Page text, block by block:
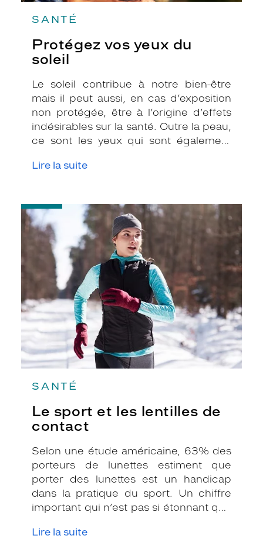
SANTÉ
Protégez vos yeux du
soleil
Le soleil contribue à notre bien-être
mais il peut aussi, en cas d’exposition
non protégée, être à l’origine d’effets
indésirables sur la santé. Outre la peau,
ce sont les yeux qui sont également
ultraviolets (UV). Même si le soleil se fait
ville, à la mer, à la montagne, lors de
toutes les activités en extérieur.
Lire la suite
SANTÉ
Le sport et les lentilles de
contact
Selon une étude américaine, 63% des
porteurs de lunettes estiment que
porter des lunettes est un handicap
dans la pratique du sport. Un chiffre
important qui n’est pas si étonnant que
sport peuvent être assez
Lire la suite
-
Le
sport
lentilles
de
contact